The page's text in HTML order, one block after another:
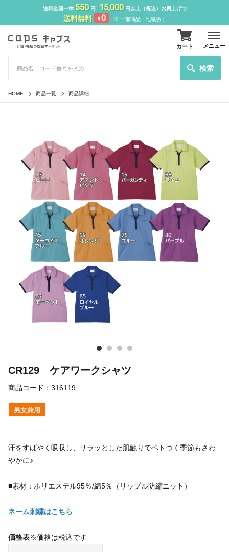
送料全国一律 550円 15,000円以上（税込）お買上げで
送料無料 ¥0 ※ 一部商品・地域除く
検索
カート メニュー
HOME 商品一覧 商品詳細
CR129 ケアワークシャツ
商品コード： 316119
男女兼用
汗をすばやく吸収し、サラッとした肌触りでベトつく季節もさわ
やかに♪
■素材：ポリエステル95％/綿5％（リップル防縮ニット）
ネーム刺繍はこちら
価格表※価格は税込です